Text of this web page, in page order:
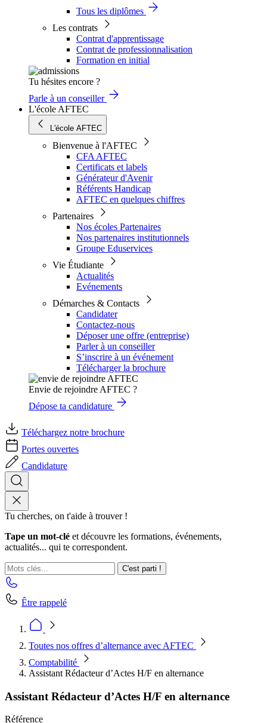
Tous les diplômes
Les contrats
Contrat d'apprentissage
Contrat de professionnalisation
Formation en initial
Tu hésites encore ?
Parle à un conseiller
L'école AFTEC
L'école AFTEC
Bienvenue à l'AFTEC
CFA AFTEC
Certificats et labels
Générateur d'Avenir
Référents Handicap
AFTEC en quelques chiffres
Partenaires
Nos écoles Partenaires
Nos partenaires institutionnels
Groupe Eduservices
Vie Étudiante
Actualités
Evénements
Démarches & Contacts
Candidater
Contactez-nous
Déposer une offre (entreprise)
Parler à un conseiller
S’inscrire à un événement
Télécharger la brochure
Envie de rejoindre AFTEC ?
Dépose ta candidature
Téléchargez notre brochure
Portes ouvertes
Candidature
Tu cherches, on t'aide à trouver !
Tape un mot-clé et découvre les formations, événements,
actualités... qui te correspondent.
C'est parti !
Être rappelé
Toutes nos offres d’alternance avec AFTEC
Comptabilité
Assistant Rédacteur d’Actes H/F en alternance
Assistant Rédacteur d’Actes H/F en alternance
Référence